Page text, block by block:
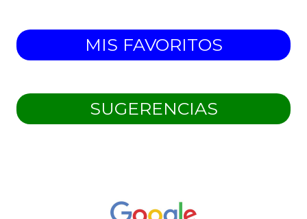
MIS FAVORITOS
SUGERENCIAS